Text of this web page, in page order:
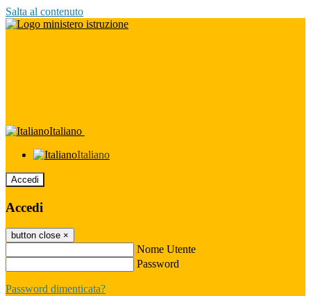
Salta al contenuto
Italiano
Italiano
Accedi
Accedi
button close ×
Nome Utente
Password
Password dimenticata?